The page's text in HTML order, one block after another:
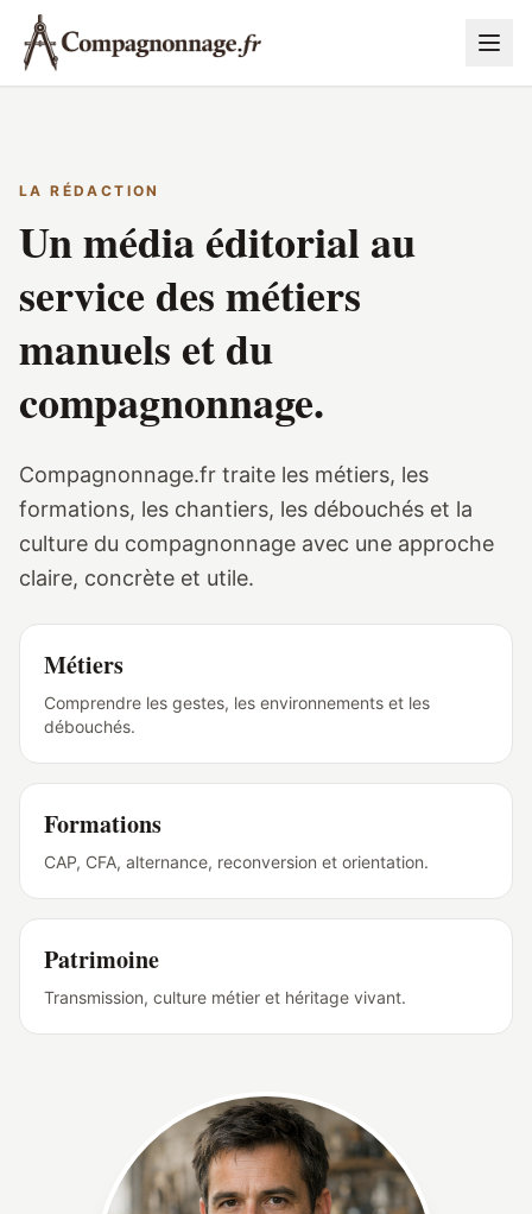
LA RÉDACTION
Un média éditorial au
service des métiers
manuels et du
compagnonnage.
Compagnonnage.fr traite les métiers, les
formations, les chantiers, les débouchés et la
culture du compagnonnage avec une approche
claire, concrète et utile.
Métiers
Comprendre les gestes, les environnements et les
débouchés.
Formations
CAP, CFA, alternance, reconversion et orientation.
Patrimoine
Transmission, culture métier et héritage vivant.